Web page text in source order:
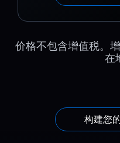
价格不包含增值税。
在
构建您